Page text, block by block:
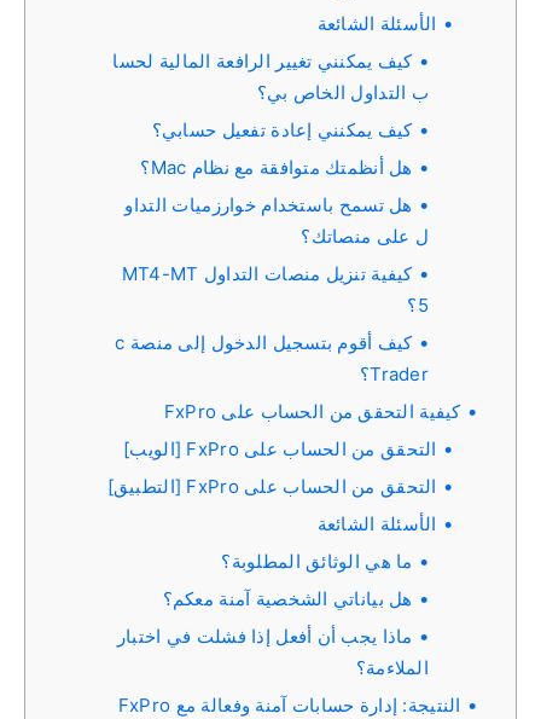
الأسئلة الشائعة
كيف يمكنني تغيير الرافعة المالية لحسا
ب التداول الخاص بي؟
كيف يمكنني إعادة تفعيل حسابي؟
هل أنظمتك متوافقة مع نظام Mac؟
هل تسمح باستخدام خوارزميات التداو
ل على منصاتك؟
كيفية تنزيل منصات التداول MT4-MT
5؟
كيف أقوم بتسجيل الدخول إلى منصة c
Trader؟
كيفية التحقق من الحساب على FxPro
التحقق من الحساب على FxPro [الويب]
التحقق من الحساب على FxPro [التطبيق]
الأسئلة الشائعة
ما هي الوثائق المطلوبة؟
هل بياناتي الشخصية آمنة معكم؟
ماذا يجب أن أفعل إذا فشلت في اختبار
الملاءمة؟
النتيجة: إدارة حسابات آمنة وفعالة مع FxPro